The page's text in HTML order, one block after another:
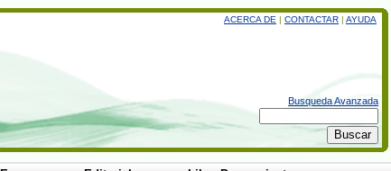
ACERCA DE | CONTACTAR | AYUDA
Busqueda Avanzada